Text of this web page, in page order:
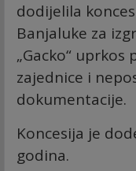
dodijelila
Banjaluke za
„Gacko“
zajednice i
dokumentacije.
Koncesija je
godina.